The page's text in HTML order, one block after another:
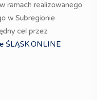
ramach realizowanego
w Subregionie
cel przez
ŚLĄSK.ONLINE